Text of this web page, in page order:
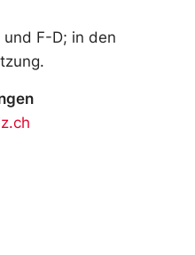
F-D; in den